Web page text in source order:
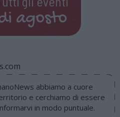
agosto
abbiamo a cuore
e cerchiamo di essere
in modo puntuale.